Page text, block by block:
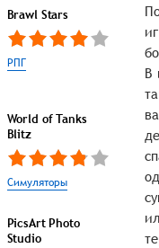
Brawl Stars
РПГ
World of Tanks
Blitz
Симуляторы
PicsArt Photo
Studio
В